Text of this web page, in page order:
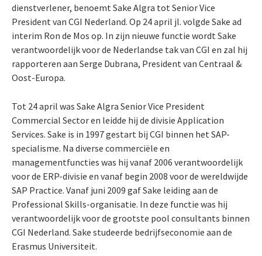
dienstverlener, benoemt Sake Algra tot Senior Vice
President van CGI Nederland. Op 24 april jl. volgde Sake ad
interim Ron de Mos op. In zijn nieuwe functie wordt Sake
verantwoordelijk voor de Nederlandse tak van CGI en zal hij
rapporteren aan Serge Dubrana, President van Centraal &
Oost-Europa.
Tot 24 april was Sake Algra Senior Vice President
Commercial Sector en leidde hij de divisie Application
Services. Sake is in 1997 gestart bij CGI binnen het SAP-
specialisme. Na diverse commerciële en
managementfuncties was hij vanaf 2006 verantwoordelijk
voor de ERP-divisie en vanaf begin 2008 voor de wereldwijde
SAP Practice. Vanaf juni 2009 gaf Sake leiding aan de
Professional Skills-organisatie. In deze functie was hij
verantwoordelijk voor de grootste pool consultants binnen
CGI Nederland. Sake studeerde bedrijfseconomie aan de
Erasmus Universiteit.